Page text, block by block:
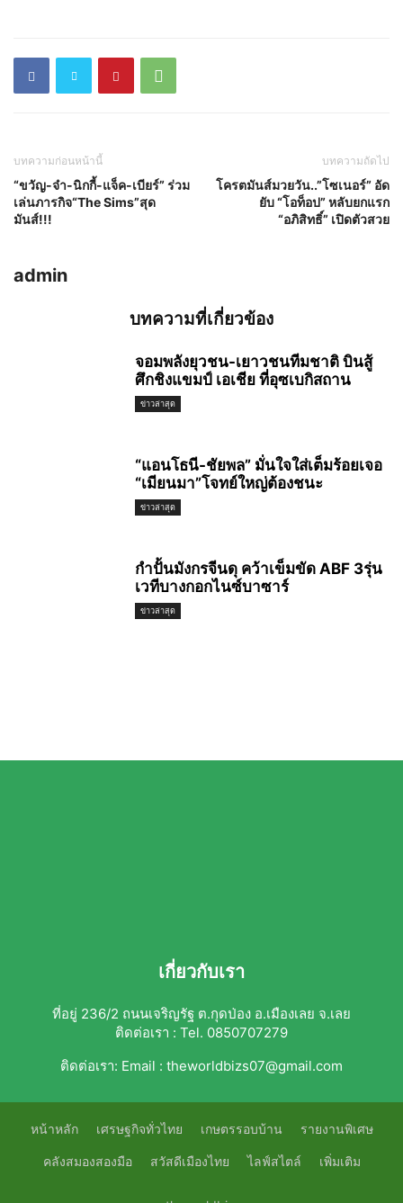
บทความก่อนหน้านี้
“ขวัญ-จ๋า-นิกกี้-แจ็ค-เบียร์” ร่วม
เล่นภารกิจ“The Sims”สุด
มันส์!!!
บทความถัดไป
โครตมันส์มวยวัน..”โซเนอร์” อัด
ยับ “โอท็อป” หลับยกแรก
“อภิสิทธิ์” เปิดตัวสวย
admin
บทความที่เกี่ยวข้อง
จอมพลังยุวชน-เยาวชนทีมชาติ บินสู้
ศึกชิงแขมป์ เอเชีย ที่อุซเบกิสถาน
ข่าวล่าสุด
“แอนโธนี-ชัยพล” มั่นใจใส่เต็มร้อยเจอ
“เมียนมา”โจทย์ใหญ่ต้องชนะ
ข่าวล่าสุด
กำปั้นมังกรจีนดุ คว้าเข็มขัด ABF 3รุ่น
เวทีบางกอกไนซ์บาซาร์
ข่าวล่าสุด
เกี่ยวกับเรา
ที่อยู่ 236/2 ถนนเจริญรัฐ ต.กุดป่อง อ.เมืองเลย จ.เลย
ติดต่อเรา : Tel. 0850707279
ติดต่อเรา: Email : theworldbizs07@gmail.com
หน้าหลัก เศรษฐกิจทั่วไทย เกษตรรอบบ้าน รายงานพิเศษ
คลังสมองสองมือ สวัสดีเมืองไทย ไลฟ์สไตล์ เพิ่มเติม